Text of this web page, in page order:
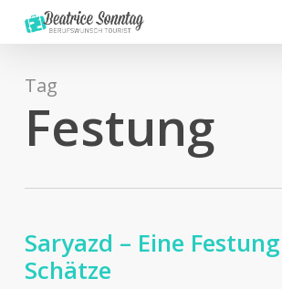
content
Tag
Festung
Saryazd – Eine
Schätze